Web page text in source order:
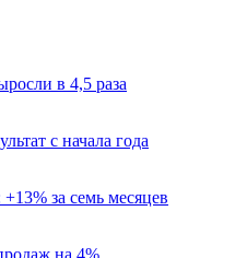
в 4,5 раза
с начала года
за семь месяцев
на 4%